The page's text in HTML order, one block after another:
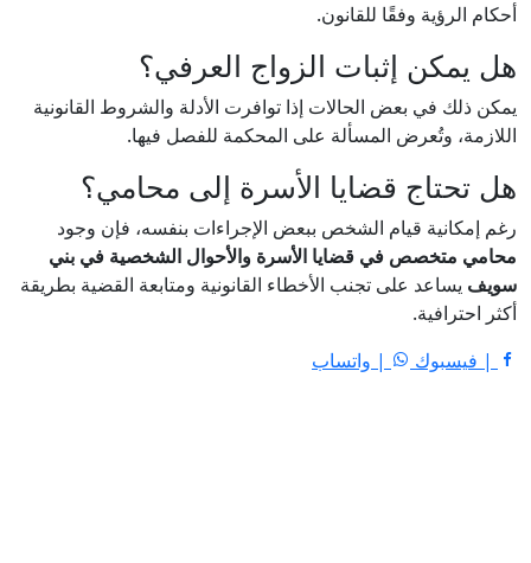
أحكام الرؤية وفقًا للقانون.
هل يمكن إثبات الزواج العرفي؟
يمكن ذلك في بعض الحالات إذا توافرت الأدلة والشروط القانونية
اللازمة، وتُعرض المسألة على المحكمة للفصل فيها.
هل تحتاج قضايا الأسرة إلى محامي؟
رغم إمكانية قيام الشخص ببعض الإجراءات بنفسه، فإن وجود
محامي متخصص في قضايا الأسرة والأحوال الشخصية في بني
سويف يساعد على تجنب الأخطاء القانونية ومتابعة القضية بطريقة
أكثر احترافية.
| فيسبوك
| واتساب